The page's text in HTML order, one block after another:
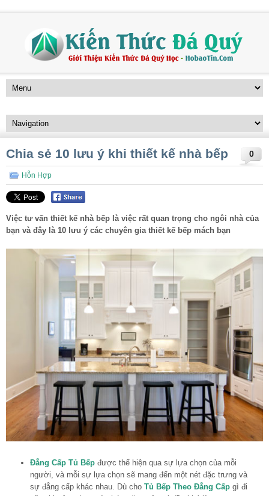
0
Chia sẻ 10 lưu ý khi thiết kế nhà bếp
Hỗn Hợp
Việc tư vấn thiết kế nhà bếp là việc rất quan trọng cho ngôi nhà của
bạn và đây là 10 lưu ý các chuyên gia thiết kế bếp mách bạn
Đẳng Cấp Tủ Bếp được thể hiện qua sự lựa chọn của mỗi
người, và mỗi sự lựa chọn sẽ mang đến một nét đặc trưng và
sự đẳng cấp khác nhau. Dù cho Tủ Bếp Theo Đẳng Cấp gì đi